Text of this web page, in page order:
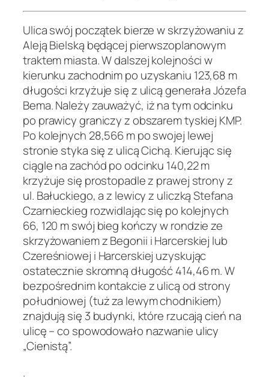
Ulica swój początek bierze w skrzyżowaniu z
Aleją Bielską będącej pierwszoplanowym
traktem miasta. W dalszej kolejności w
kierunku zachodnim po uzyskaniu 123,68 m
długości krzyżuje się z ulicą generała Józefa
Bema. Należy zauważyć, iż na tym odcinku
po prawicy graniczy z obszarem tyskiej KMP.
Po kolejnych 28,566 m po swojej lewej
stronie styka się z ulicą Cichą. Kierując się
ciągle na zachód po odcinku 140,22 m
krzyżuje się prostopadle z prawej strony z
ul. Bałuckiego, a z lewicy z uliczką Stefana
Czarnieckieg rozwidlając się po kolejnych
66, 120 m swój bieg kończy w rondzie ze
skrzyżowaniem z Begonii i Harcerskiej lub
Czereśniowej i Harcerskiej uzyskując
ostatecznie skromną długość 414,46 m. W
bezpośrednim kontakcie z ulicą od strony
południowej (tuż za lewym chodnikiem)
znajdują się 3 budynki, które rzucają cień na
ulicę – co spowodowało nazwanie ulicy
„Cienistą”.
.